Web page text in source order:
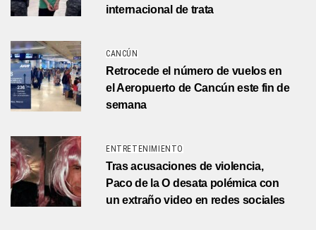
internacional de trata
CANCÚN
Retrocede el número de vuelos en
el Aeropuerto de Cancún este fin de
semana
ENTRETENIMIENTO
Tras acusaciones de violencia,
Paco de la O desata polémica con
un extraño video en redes sociales